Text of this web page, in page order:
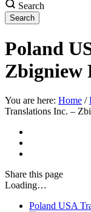
Search
Poland
Zbigniew
You are here: Home /
Translations Inc. –
Share this page
Loading…
Poland USA